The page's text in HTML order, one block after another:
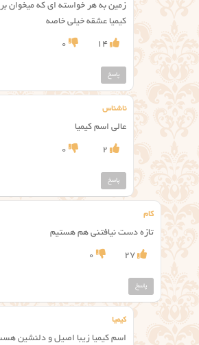
زمین به هر خواسته ای که میخوان
کیمیا عشقه خیلی خاصه
14
0
پاسخ
ناشناس
عالی اسم کیمیا
2
0
پاسخ
کام
تازه دست نیافتنی هم هستیم
27
0
پاسخ
کیمیا
اسم کیمیا زیبا اصیل و دلنشین